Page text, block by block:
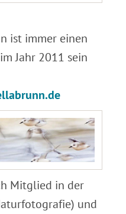
ist immer einen
Jahr 2011 sein
Mitglied in der
und